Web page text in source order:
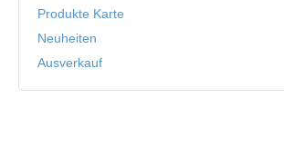
Produkte Karte
Neuheiten
Ausverkauf